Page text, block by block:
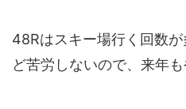
48Rはスキー場行く回数
ど苦労しないので、来年も